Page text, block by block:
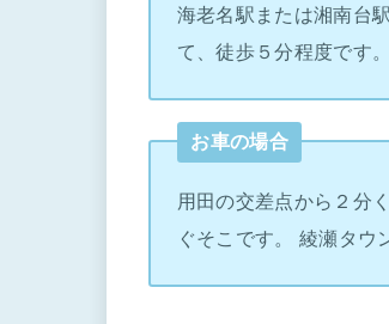
海老名駅または湘南台
て、徒歩５分程度です。
お車の場合
用田の交差点から２分
ぐそこです。 綾瀬タウ